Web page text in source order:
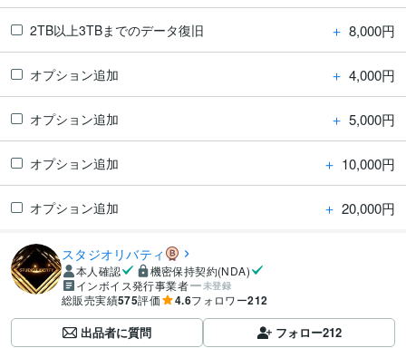
2TB以上3TBまでのデータ復旧 ＋ 8,000円
オプション追加 ＋ 4,000円
オプション追加 ＋ 5,000円
オプション追加 ＋ 10,000円
オプション追加 ＋ 20,000円
スタジオリバティ
本人確認
機密保持契約(NDA)
インボイス発行事業者
未登録
総販売実績575評価 4.6フォロワー212
出品者に質問 フォロー212